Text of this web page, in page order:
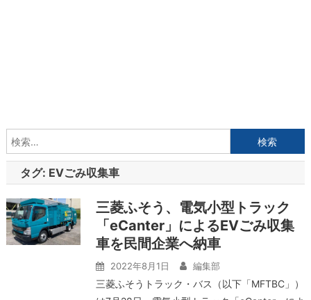
索:
タグ: EVごみ収集車
三菱ふそう、電気小型トラック
「eCanter」によるEVごみ収集
車を民間企業へ納車
2022年8月1日 編集部
三菱ふそうトラック・バス（以下「MFTBC」）